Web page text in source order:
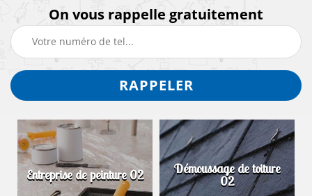
On vous rappelle gratuitement
Démoussage de toiture
02 Peintre intérieur 02